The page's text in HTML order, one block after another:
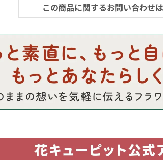
この商品に関するお問い合わせ